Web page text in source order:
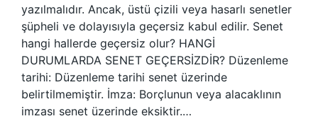
yazılmalıdır. Ancak, üstü çizili veya hasarlı senetler
şüpheli ve dolayısıyla geçersiz kabul edilir. Senet
hangi hallerde geçersiz olur? HANGİ
DURUMLARDA SENET GEÇERSİZDİR? Düzenleme
tarihi: Düzenleme tarihi senet üzerinde
belirtilmemiştir. İmza: Borçlunun veya alacaklının
imzası senet üzerinde eksiktir.…